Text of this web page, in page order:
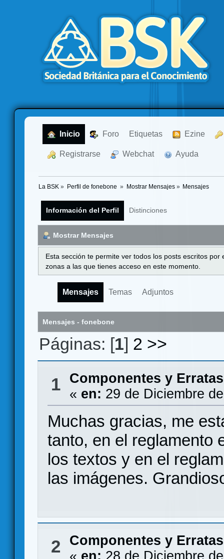
Inicio Foro Etiquetas Ezine
Registrarse Webchat Ayuda
La BSK » Perfil de fonebone » Mostrar Mensajes» Mensajes
Información del Perfil Distinciones
Mostrar Mensajes
Esta sección te permite ver todos los posts escritos
zonas a las que tienes acceso en este momento.
Mensajes Temas Adjuntos
Mensajes - fonebone
Páginas: [1] 2 >>
1 Componentes y Erratas
« en: 29 de Diciembre
Muchas gracias, me
tanto, en el reglamento
los textos y en el
las imágenes.
2 Componentes y Erratas
« en: 28 de Diciembre